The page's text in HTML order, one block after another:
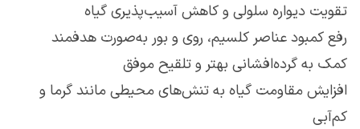
تقویت دیواره سلولی و کاهش آسیب‌پذیری گیاه
رفع کمبود عناصر کلسیم، روی و بور به‌صورت هدفمند
کمک به گرده‌افشانی بهتر و تلقیح موفق
افزایش مقاومت گیاه به تنش‌های محیطی مانند گرما و
کم‌آبی